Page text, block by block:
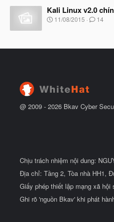
đ
ầ
u
y
b
ắ
ầ
Kali Linux v2.0
N
b
u
11/08/2015 14
@ 2009 - 2026 Bkav Cyber
Chịu trách nhiệm nội dung:
Địa chỉ: Tầng 2, Tòa nhà HH1,
Giấy phép thiết lập mạng xã hội
Ghi rõ 'nguồn Bkav' khi phát